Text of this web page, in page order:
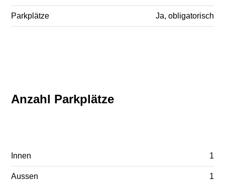
Parkplätze Ja, obligatorisch
Anzahl Parkplätze
Innen 1
Aussen 1